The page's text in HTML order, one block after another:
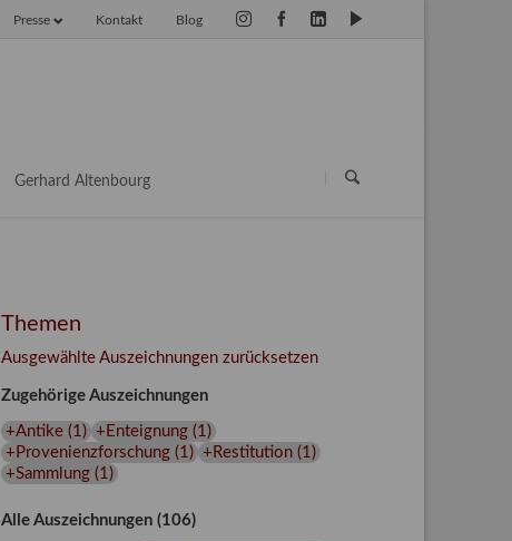
Blog
Kontakt
Presse
Gerhard Altenbourg
Themen
Ausgewählte Auszeichnungen zurücksetzen
Zugehörige Auszeichnungen
+Antike(1 ) +Enteignung(1 )
+Provenienzforschung(1 ) +Restitution(1 )
+Sammlung(1 )
Alle Auszeichnungen (106)